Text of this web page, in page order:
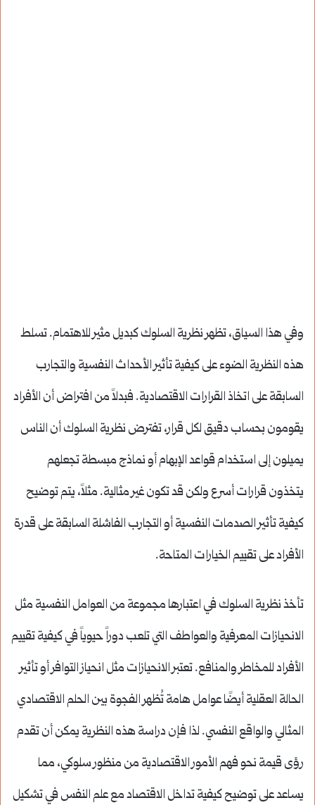
وفي هذا السياق، تظهر نظرية السلوك كبديل مثير للاهتمام. تسلط
هذه النظرية الضوء على كيفية تأثير الأحداث النفسية والتجارب
السابقة على اتخاذ القرارات الاقتصادية. فبدلاً من افتراض أن الأفراد
يقومون بحساب دقيق لكل قرار، تفترض نظرية السلوك أن الناس
يميلون إلى استخدام قواعد الإبهام أو نماذج مبسطة تجعلهم
يتخذون قرارات أسرع ولكن قد تكون غير مثالية. مثلاً، يتم توضيح
كيفية تأثير الصدمات النفسية أو التجارب الفاشلة السابقة على قدرة
الأفراد على تقييم الخيارات المتاحة.
تأخذ نظرية السلوك في اعتبارها مجموعة من العوامل النفسية مثل
الانحيازات المعرفية والعواطف التي تلعب دوراً حيوياً في كيفية تقييم
الأفراد للمخاطر والمنافع. تعتبر الانحيازات مثل انحياز التوافر أو تأثير
الحالة العقلية أيضًا عوامل هامة تُظهر الفجوة بين الحلم الاقتصادي
المثالي والواقع النفسي. لذا فإن دراسة هذه النظرية يمكن أن تقدم
رؤى قيمة نحو فهم الأمور الاقتصادية من منظور سلوكي، مما
يساعد على توضيح كيفية تداخل الاقتصاد مع علم النفس في تشكيل